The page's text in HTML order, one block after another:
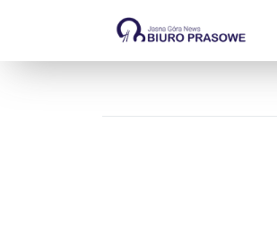
Biuro Prasowe